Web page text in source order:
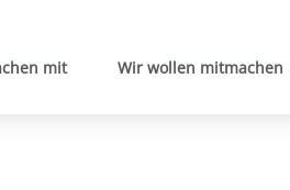
mit Wir wollen mitmachen